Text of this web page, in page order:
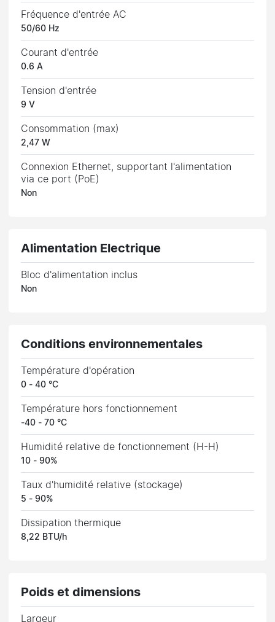
Fréquence d'entrée AC
50/60 Hz
Courant d'entrée
0.6 A
Tension d'entrée
9 V
Consommation (max)
2,47 W
Connexion Ethernet, supportant l'alimentation
via ce port (PoE)
Non
Alimentation Electrique
Bloc d'alimentation inclus
Non
Conditions environnementales
Température d'opération
0 - 40 °C
Température hors fonctionnement
-40 - 70 °C
Humidité relative de fonctionnement (H-H)
10 - 90%
Taux d'humidité relative (stockage)
5 - 90%
Dissipation thermique
8,22 BTU/h
Poids et dimensions
Largeur